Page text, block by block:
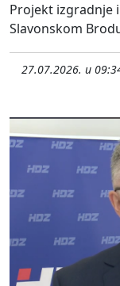
Projekt izgradnje
Slavonskom
27.07.2026. u